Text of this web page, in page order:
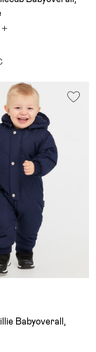
Babyoverall,